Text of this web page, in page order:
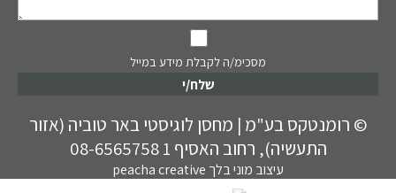
מסכימ/ה לקבלת מידע במייל
© רומנטקס בע"מ | מחסן לוגיסטי באר טוביה (אזור
התעשיה), רחוב האסיף 1
08-6565758
עיצוב מוני בלך peacha creative